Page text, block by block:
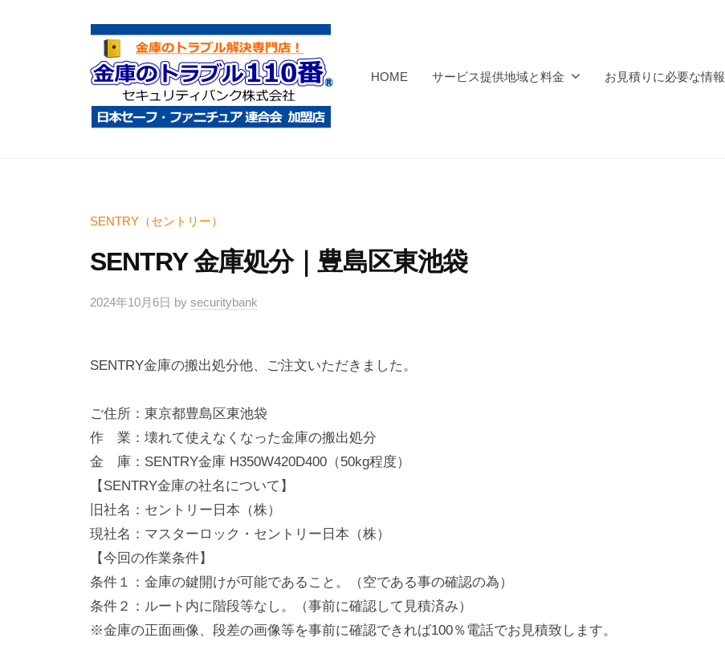
ト
ラ
ブ
ル
1
番
・
分
修
理
等
の
専
門
店
HOME サービス提供地域と料金 お見積りに必要な情報
SENTRY（セントリー）
SENTRY 金庫処分｜豊島区東池袋
2024年10月6日 by securitybank
SENTRY金庫の搬出処分他、ご注文いただきました。
ご住所：東京都豊島区東池袋
作 業：壊れて使えなくなった金庫の搬出処分
金 庫：SENTRY金庫 H350W420D400（50kg程度）
【SENTRY金庫の社名について】
旧社名：セントリー日本（株）
現社名：マスターロック・セントリー日本（株）
【今回の作業条件】
条件１：金庫の鍵開けが可能であること。（空である事の確認の為）
条件２：ルート内に階段等なし。（事前に確認して見積済み）
※金庫の正面画像、段差の画像等を事前に確認できれば100％電話でお見積致します。
庫
の
ト
ラ
ブ
ル
番